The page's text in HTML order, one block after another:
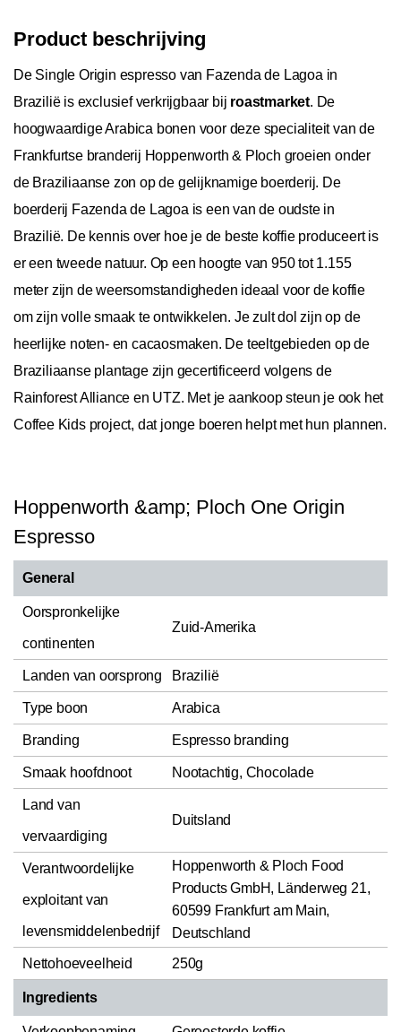
Product beschrijving
De Single Origin espresso van Fazenda de Lagoa in
Brazilië is exclusief verkrijgbaar bij roastmarket. De
hoogwaardige Arabica bonen voor deze specialiteit van de
Frankfurtse branderij Hoppenworth & Ploch groeien onder
de Braziliaanse zon op de gelijknamige boerderij. De
boerderij Fazenda de Lagoa is een van de oudste in
Brazilië. De kennis over hoe je de beste koffie produceert is
er een tweede natuur. Op een hoogte van 950 tot 1.155
meter zijn de weersomstandigheden ideaal voor de koffie
om zijn volle smaak te ontwikkelen. Je zult dol zijn op de
heerlijke noten- en cacaosmaken. De teeltgebieden op de
Braziliaanse plantage zijn gecertificeerd volgens de
Rainforest Alliance en UTZ. Met je aankoop steun je ook het
Coffee Kids project, dat jonge boeren helpt met hun plannen.
Hoppenworth &amp; Ploch One Origin
Espresso
General
Oorspronkelijke
continenten
Zuid-Amerika
Landen van oorsprong Brazilië
Type boon Arabica
Branding Espresso branding
Smaak hoofdnoot Nootachtig, Chocolade
Land van
vervaardiging
Duitsland
Verantwoordelijke
exploitant van
levensmiddelenbedrijf
Hoppenworth & Ploch Food
Products GmbH, Länderweg 21,
60599 Frankfurt am Main,
Deutschland
Nettohoeveelheid
250g
Ingredients